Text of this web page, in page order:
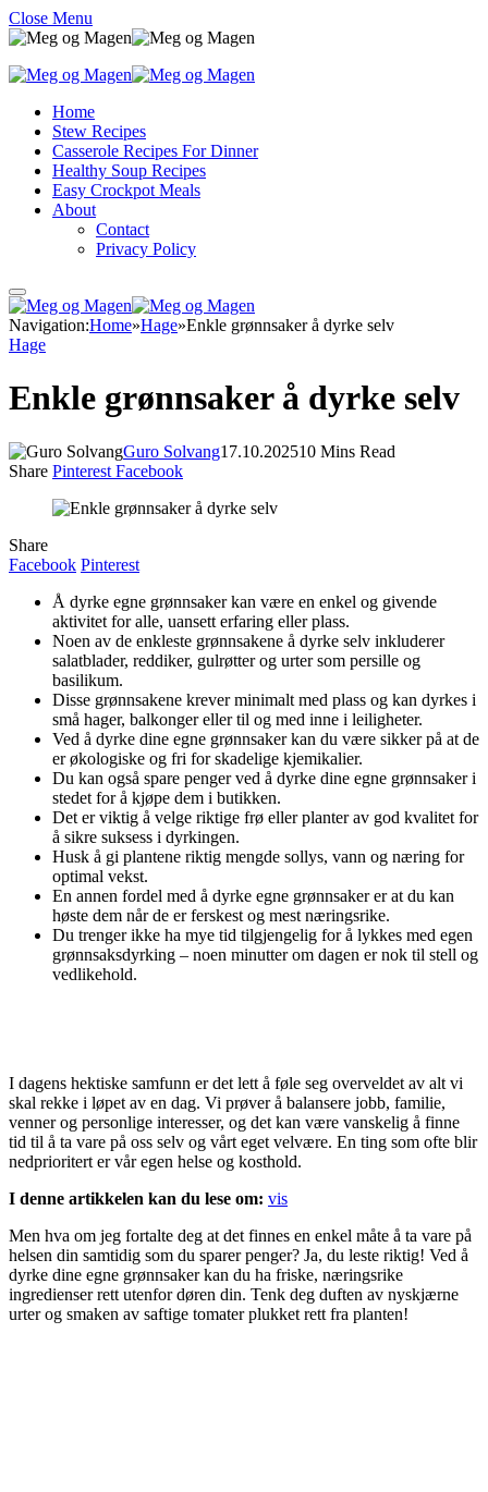
Close Menu
Home
Stew Recipes
Casserole Recipes For Dinner
Healthy Soup Recipes
Easy Crockpot Meals
About
Contact
Privacy Policy
Navigation:Home»Hage»Enkle grønnsaker å dyrke selv
Hage
Enkle grønnsaker å dyrke selv
Guro Solvang17.10.202510 Mins Read
Share Pinterest Facebook
Share
Facebook Pinterest
Å dyrke egne grønnsaker kan være en enkel og givende
aktivitet for alle, uansett erfaring eller plass.
Noen av de enkleste grønnsakene å dyrke selv inkluderer
salatblader, reddiker, gulrøtter og urter som persille og
basilikum.
Disse grønnsakene krever minimalt med plass og kan dyrkes i
små hager, balkonger eller til og med inne i leiligheter.
Ved å dyrke dine egne grønnsaker kan du være sikker på at de
er økologiske og fri for skadelige kjemikalier.
Du kan også spare penger ved å dyrke dine egne grønnsaker i
stedet for å kjøpe dem i butikken.
Det er viktig å velge riktige frø eller planter av god kvalitet for
å sikre suksess i dyrkingen.
Husk å gi plantene riktig mengde sollys, vann og næring for
optimal vekst.
En annen fordel med å dyrke egne grønnsaker er at du kan
høste dem når de er ferskest og mest næringsrike.
Du trenger ikke ha mye tid tilgjengelig for å lykkes med egen
grønnsaksdyrking – noen minutter om dagen er nok til stell og
vedlikehold.
I dagens hektiske samfunn er det lett å føle seg overveldet av alt vi
skal rekke i løpet av en dag. Vi prøver å balansere jobb, familie,
venner og personlige interesser, og det kan være vanskelig å finne
tid til å ta vare på oss selv og vårt eget velvære. En ting som ofte blir
nedprioritert er vår egen helse og kosthold.
I denne artikkelen kan du lese om: vis
Men hva om jeg fortalte deg at det finnes en enkel måte å ta vare på
helsen din samtidig som du sparer penger? Ja, du leste riktig! Ved å
dyrke dine egne grønnsaker kan du ha friske, næringsrike
ingredienser rett utenfor døren din. Tenk deg duften av nyskjærne
urter og smaken av saftige tomater plukket rett fra planten!